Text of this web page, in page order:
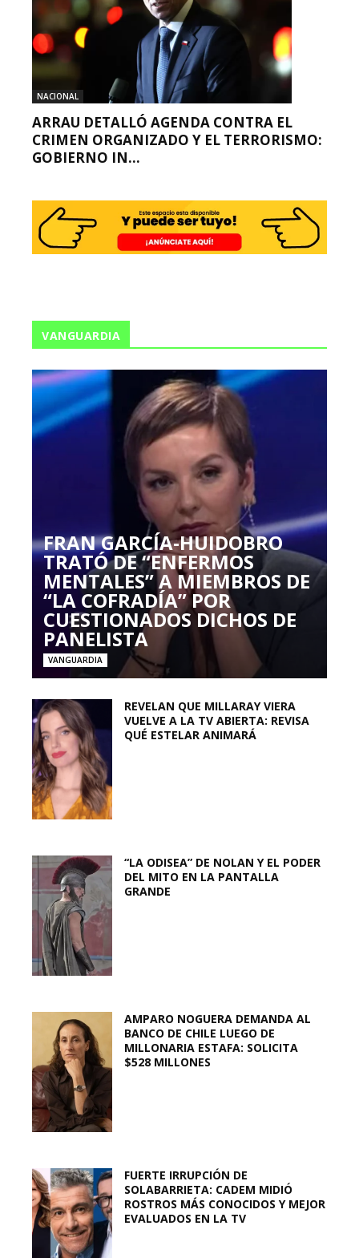
NACIONAL
ARRAU DETALLÓ AGENDA CONTRA EL
CRIMEN ORGANIZADO Y EL TERRORISMO:
GOBIERNO IN...
VANGUARDIA
FRAN GARCÍA-HUIDOBRO
TRATÓ DE “ENFERMOS
MENTALES” A MIEMBROS DE
“LA COFRADÍA” POR
CUESTIONADOS DICHOS DE
PANELISTA
VANGUARDIA
REVELAN QUE MILLARAY VIERA
VUELVE A LA TV ABIERTA: REVISA
QUÉ ESTELAR ANIMARÁ
“LA ODISEA” DE NOLAN Y EL PODER
DEL MITO EN LA PANTALLA
GRANDE
AMPARO NOGUERA DEMANDA AL
BANCO DE CHILE LUEGO DE
MILLONARIA ESTAFA: SOLICITA
$528 MILLONES
FUERTE IRRUPCIÓN DE
SOLABARRIETA: CADEM MIDIÓ
ROSTROS MÁS CONOCIDOS Y MEJOR
EVALUADOS EN LA TV